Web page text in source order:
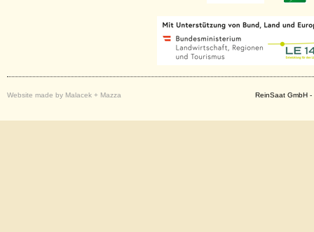
Website made by Malacek + Mazza ReinSaat GmbH